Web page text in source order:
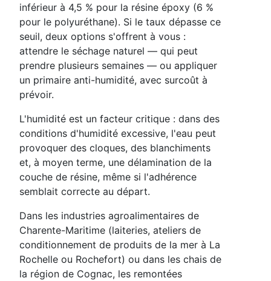
inférieur à 4,5 % pour la résine époxy (6 %
pour le polyuréthane). Si le taux dépasse ce
seuil, deux options s'offrent à vous :
attendre le séchage naturel — qui peut
prendre plusieurs semaines — ou appliquer
un primaire anti-humidité, avec surcoût à
prévoir.
L'humidité est un facteur critique : dans des
conditions d'humidité excessive, l'eau peut
provoquer des cloques, des blanchiments
et, à moyen terme, une délamination de la
couche de résine, même si l'adhérence
semblait correcte au départ.
Dans les industries agroalimentaires de
Charente-Maritime (laiteries, ateliers de
conditionnement de produits de la mer à La
Rochelle ou Rochefort) ou dans les chais de
la région de Cognac, les remontées